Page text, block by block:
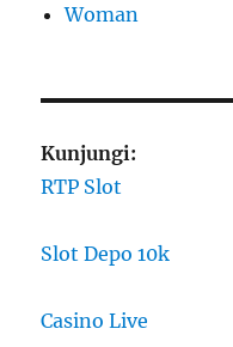
Woman
Kunjungi:
RTP Slot
Slot Depo 10k
Casino Live